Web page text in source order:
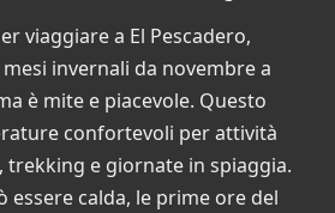
viaggiare a El Pescadero,
invernali da novembre a
è mite e piacevole. Questo
confortevoli per attività
e giornate in spiaggia.
essere calda, le prime ore del